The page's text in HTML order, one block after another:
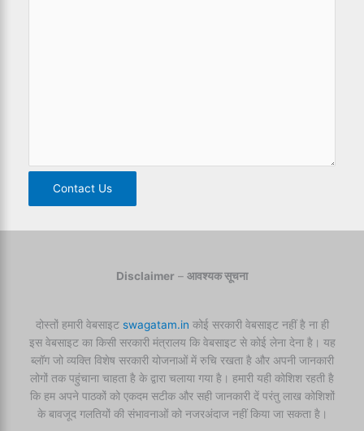
Contact Us
Disclaimer – आवश्यक सूचना
दोस्तों हमारी वेबसाइट swagatam.in कोई सरकारी वेबसाइट नहीं है ना ही
इस वेबसाइट का किसी सरकारी मंत्रालय कि वेबसाइट से कोई लेना देना है। यह
ब्लॉग जो व्यक्ति विशेष सरकारी योजनाओं में रुचि रखता है और अपनी जानकारी
लोगों तक पहुंचाना चाहता है के द्वारा चलाया गया है। हमारी यही कोशिश रहती है
कि हम अपने पाठकों को एकदम सटीक और सही जानकारी दें परंतु लाख कोशिशों
के बावजूद गलतियों की संभावनाओं को नजरअंदाज नहीं किया जा सकता है।